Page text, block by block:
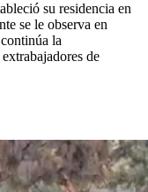
su residencia en
se le observa en
la
de